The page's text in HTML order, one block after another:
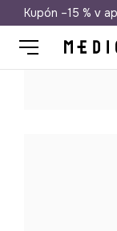
Doprava
Kupón –15 % v